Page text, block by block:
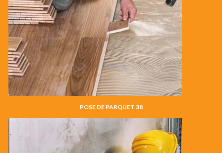
POSE DE PARQUET 38